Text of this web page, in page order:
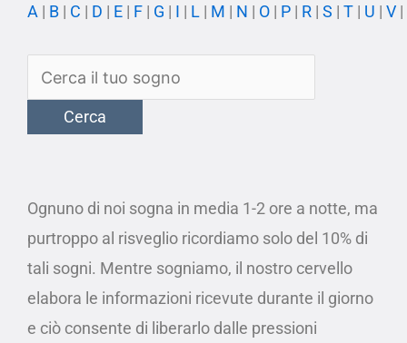
A | B | C | D | E | F | G | I | L | M | N | O | P | R | S | T | U | V |
Ognuno di noi sogna in media 1-2 ore a notte, ma
purtroppo al risveglio ricordiamo solo del 10% di
tali sogni. Mentre sogniamo, il nostro cervello
elabora le informazioni ricevute durante il giorno
e ciò consente di liberarlo dalle pressioni